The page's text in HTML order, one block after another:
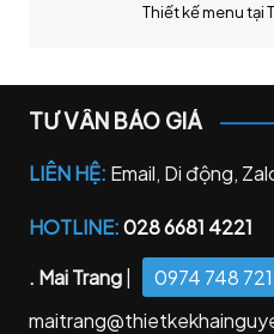
Thiết kế menu tại
TƯ VẤN BÁO GIÁ
LIÊN HỆ: Email, Di động,
HOTLINE:028 6681 4221
. Mai Trang|
0974 748 721